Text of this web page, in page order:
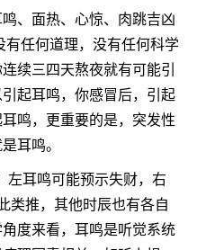
、面热、心惊、肉跳吉凶
有任何道理，没有任何科学
续三四天熬夜就有可能引
起耳鸣，你感冒后，引起
鸣，更重要的是，突发性
耳鸣。
左耳鸣可能预示失财，右
类推，其他时辰也有各自
度来看，耳鸣是听觉系统